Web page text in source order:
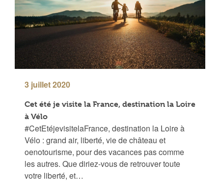
3 juillet 2020
Cet été je visite la France, destination la Loire
à Vélo
#CetEtéjevisitelaFrance, destination la Loire à
Vélo : grand air, liberté, vie de château et
oenotourisme, pour des vacances pas comme
les autres. Que diriez-vous de retrouver toute
votre liberté, et…